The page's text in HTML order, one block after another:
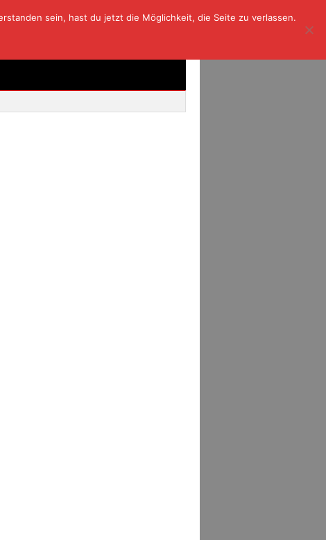
sein, hast du jetzt die Möglichkeit, die Seite zu verlassen.